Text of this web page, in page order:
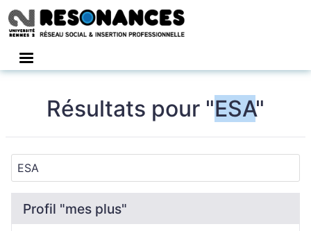
Résultats pour "ESA"
Profil "mes plus"